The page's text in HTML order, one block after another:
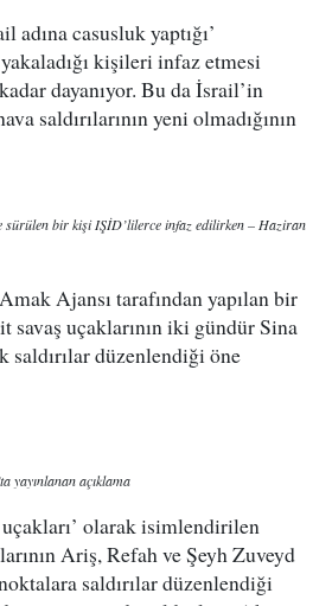
adına casusluk yaptığı’
kişileri infaz etmesi
dayanıyor. Bu da İsrail’in
saldırılarının yeni olmadığının
sürülen bir kişi IŞİD’lilerce infaz edilirken – Haziran
Ajansı tarafından yapılan bir
savaş uçaklarının iki gündür Sina
saldırılar düzenlendiği öne
yayınlanan açıklama
olarak isimlendirilen
Ariş, Refah ve Şeyh Zuveyd
saldırılar düzenlendiği